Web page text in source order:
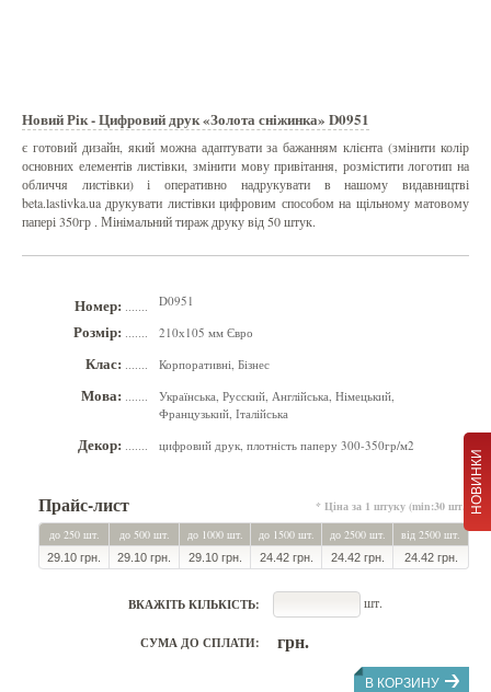
НОВИНКИ
Новий Рік - Цифровий друк «Золота сніжинка» D0951
є готовий дизайн, який можна адаптувати за бажанням клієнта (змінити колір
основних елементів листівки, змінити мову привітання, розмістити логотип на
обличчя листівки) і оперативно надрукувати в нашому видавництві
beta.lastivka.ua друкувати листівки цифровим способом на щільному матовому
папері 350гр . Мінімальний тираж друку від 50 штук.
Номер: D0951
Розмір: 210х105 мм Євро
Клас: Корпоративні, Бізнес
Мова:
Українська, Русский, Англійська, Німецький,
Французький, Італійська
Декор: цифровий друк, плотність паперу 300-350гр/м2
Прайс-лист
* Ціна за 1 штуку (min:30 шт.)
до 250 шт.
до 500 шт. до 1000 шт. до 1500 шт. до 2500 шт. від 2500 шт.
29.10 грн. 29.10 грн. 29.10 грн. 24.42 грн. 24.42 грн. 24.42 грн.
ВКАЖІТЬ КІЛЬКІСТЬ: шт.
СУМА ДО СПЛАТИ: грн.
В КОРЗИНУ